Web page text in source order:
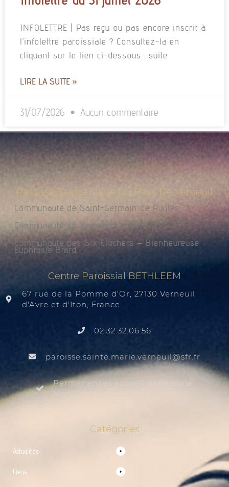
INFOLETTRE | Pas reçu ou pas encore inscrit à
l’infolettre paroissiale ? Consultez-la en
cliquant sur le lien ci-dessous : suite
LIRE LA SUITE »
31/07/2026 Aucun commentaire
Paroisse Sainte Marie Du Pays De Verneuil
Communauté de Saint-Germain de Rugles
Communauté de Verneuil sur Avre
Communauté des Six Clochers – Bienheureuse
Euphrasie Brard
Centre Paroissial BETHLEEM
67 rue de la Pomme d'Or, 27130 Verneuil
d'Avre et d'Iton, France
02.32.32.06.56
rf.rfs
@liuenrev.eiram.etnias.essiorap
Permanences accueil paroissiale
Mardi au samedi de 9:30 à 12:00
Catégories
Actualités
Liens